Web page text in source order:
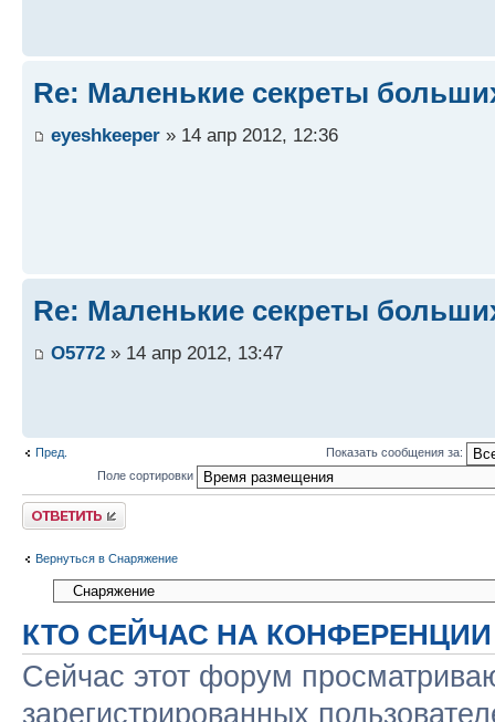
Re: Маленькие секреты
eyeshkeeper » 14 апр 2012, 12:36
Re: Маленькие секреты
O5772 » 14 апр 2012, 13:47
Пред.
Показать сообщения за:
Поле сортировки
Ответить
Вернуться в Снаряжение
КТО СЕЙЧАС НА КОНФЕРЕНЦИИ
Сейчас этот форум
зарегистрированных